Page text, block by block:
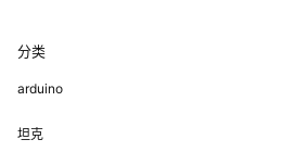
分类
arduino
坦克